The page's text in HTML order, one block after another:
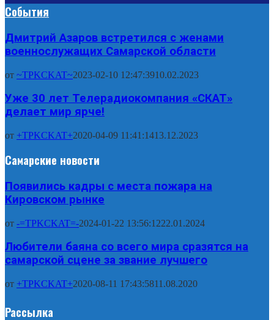
События
Дмитрий Азаров встретился с женами
военнослужащих Самарской области
от ~TPKCKAT~2023-02-10 12:47:3910.02.2023
Уже 30 лет Телерадиокомпания «СКАТ»
делает мир ярче!
от +TPKCKAT+2020-04-09 11:41:1413.12.2023
Самарские новости
Появились кадры с места пожара на
Кировском рынке
от -=TPKCKAT=-2024-01-22 13:56:1222.01.2024
Любители баяна со всего мира сразятся на
самарской сцене за звание лучшего
от +TPKCKAT+2020-08-11 17:43:5811.08.2020
Рассылка